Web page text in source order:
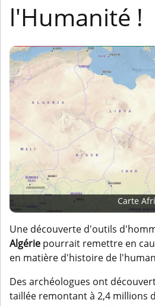
l'Humanité !
Carte
Une découverte d'outils
Algérie pourrait remettre en
en matière d'histoire de
Des archéologues ont
taillée remontant à 2,4 millions